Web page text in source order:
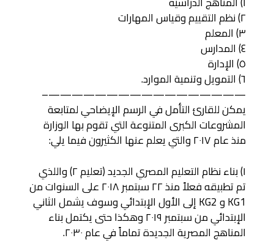
٢) نظم التقييم وقياس المهارات
٣) المعلم
٤) المدارس
٥) الإدارة
٦) التمويل وتنمية الموارد.
—————————————————–
يمكن للقارئ التأمل في الرسم الإيضاحي لمتابعة
المشروعات الكبرى المتنوعة التي تقوم بها الوزارة
منذ عام ٢٠١٧ والتي يعلم عنها الكثيرون فيما يلي:
١) بناء نظام التعليم المصري الجديد (تعليم ٢) واللذي
تم تطبيقه فعلاً منذ ٢٢ سبتمبر ٢٠١٨ على السنوات من
KG1 و KG2 إلى الأول الإبتدائي وسوف يشمل الثاني
الإبتدائي من سبتمبر ٢٠١٩ وهكذا حتى يكتمل بناء
المناهج المصرية الجديدة تماماً في عام ٢٠٣٠.